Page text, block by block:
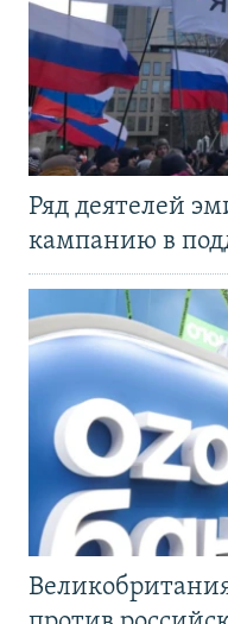
Ряд деятелей
кампанию в